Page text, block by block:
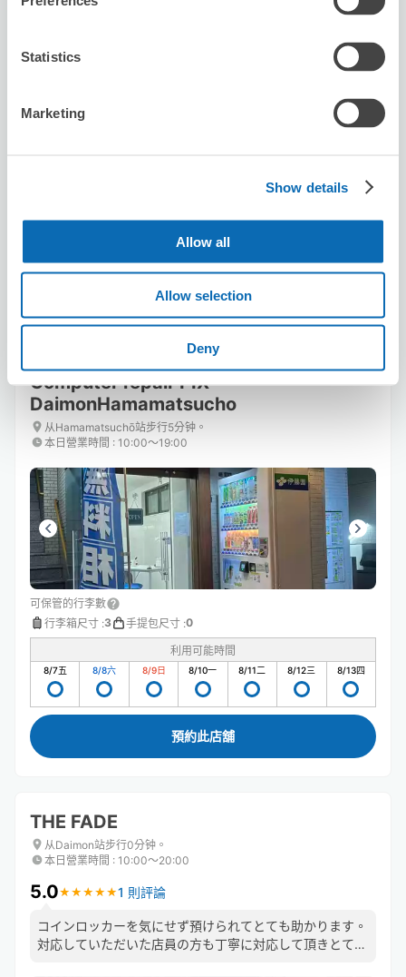
Statistics
Marketing
Show details
Allow all
Allow selection
Deny
預約此店舖
Computer repair PIX
DaimonHamamatsucho
从Hamamatsuchō站步行5分钟。
本日營業時間 : 10:00〜19:00
可保管的行李數
行李箱尺寸 :3 手提包尺寸 :0
利用可能時間
8/7五 8/8六 8/9日 8/10一 8/11二 8/12三 8/13四
預約此店舖
THE FADE
从Daimon站步行0分钟。
本日營業時間 : 10:00〜20:00
5.0★ ★ ★ ★ ★
★ ★ ★ ★ ★1 則評論
コインロッカーを気にせず預けられてとても助かります。
対応していただいた店員の方も丁寧に対応して頂きとても